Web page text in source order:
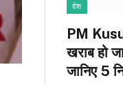
देश
PM
खराब हो
जानिए 5